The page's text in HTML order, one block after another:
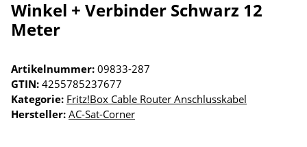
Winkel + Verbinder Schwarz 12
Meter
Artikelnummer: 09833-287
GTIN: 4255785237677
Kategorie: Fritz!Box Cable Router Anschlusskabel
Hersteller: AC-Sat-Corner